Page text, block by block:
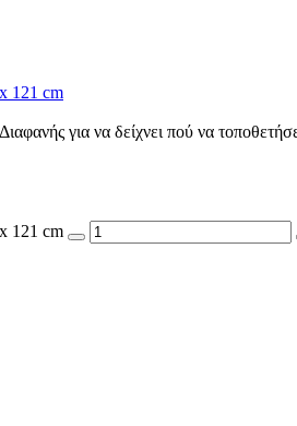
121 cm
για να δείχνει πού να
121 cm